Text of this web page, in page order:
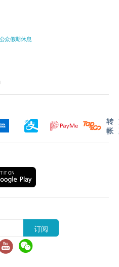
工作天內安排發貨。
而有所影響。當八號烈風
生效時，送貨服務時間將
未能提供任何訂
health.ESDlife有權拒絕接
前透過電話或電郵通知顧
時，有責任檢查貨品是否
收，恕不接受退換。
如退換之產品有任何殘缺
，顧客必須保留有效收據
作天內按下列方式聯絡 美
客戶服務部跟進。
众假期休息
转
帐
订阅